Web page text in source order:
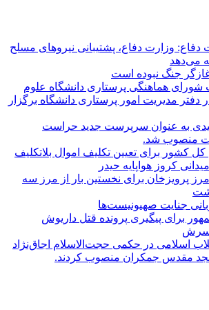
وزارت دفاع، پشتیبانی نیرو‌های مسلح
می‌دهد
آغازگر جنگ نبوده است
هماهنگی پرستاری دانشگاه علوم
دفتر مدیریت امور پرستاری دانشگاه برگزار
به عنوان سرپرست جدید حراست
منصوب شد.
کشور برای تعیین تکلیف اموال بلاتکلیف
کروز هواپایه حیدر
پرویزخان برای نخستین بار از مرز سه
برای پیگیری پرونده قتل داریوش
اسلامی در حکمی حجت‌الاسلام اجاق‌نژاد
مقدس جمکران منصوب کردند.